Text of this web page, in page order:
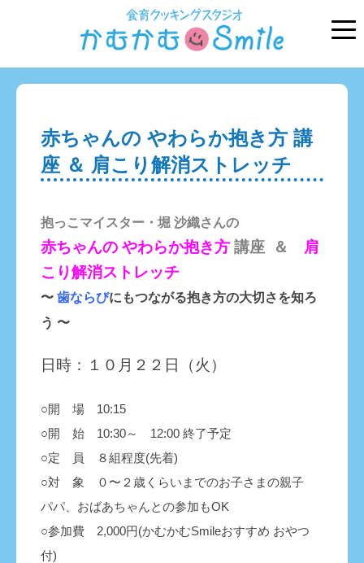
赤ちゃんの やわらか抱き方 講
座 ＆ 肩こり解消ストレッチ
抱っこマイスター・堀 沙織さんの
赤ちゃんの やわらか抱き方 講座 ＆
肩
こり解消ストレッチ
〜 歯ならびにもつながる抱き方の大切さを知ろ
う 〜
日時：１０月２２日（火）
○開 場 10:15
○開 始 10:30～ 12:00 終了予定
○定 員 ８組程度(先着)
○対 象 ０〜２歳くらいまでのお子さまの親子
パパ、おばあちゃんとの参加もOK
○参加費 2,000円(かむかむSmileおすすめ おやつ
付)